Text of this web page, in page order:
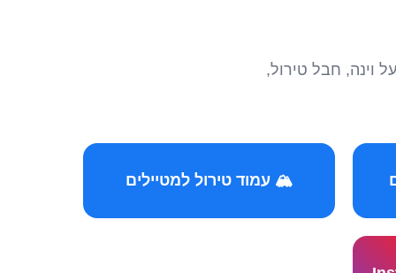
וינה, חבל טירול,
🏔️ עמוד טירול למטיילים